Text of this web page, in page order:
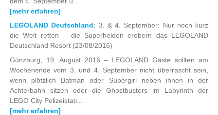
[mehr erfahren]
LEGOLAND Deutschland: 3. & 4. September: Nur noch kurz
die Welt retten – die Superhelden erobern das LEGOLAND
Deutschland Resort (23/08/2016)
Günzburg, 19. August 2016 – LEGOLAND Gäste sollten am
Wochenende vom 3. und 4. September nicht überrascht sein,
wenn plötzlich Batman oder Supergirl neben ihnen in der
Achterbahn sitzen oder die Ghostbusters im Labyrinth der
LEGO City Polizeistati...
[mehr erfahren]